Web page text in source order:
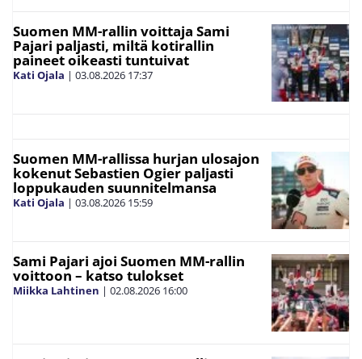
Suomen MM-rallin voittaja Sami
Pajari paljasti, miltä kotirallin
paineet oikeasti tuntuivat
Kati Ojala | 03.08.2026 17:37
Suomen MM-rallissa hurjan ulosajon
kokenut Sebastien Ogier paljasti
loppukauden suunnitelmansa
Kati Ojala | 03.08.2026 15:59
Sami Pajari ajoi Suomen MM-rallin
voittoon – katso tulokset
Miikka Lahtinen | 02.08.2026 16:00